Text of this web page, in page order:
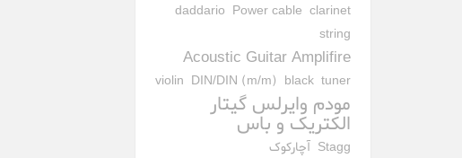
clarinet
Power cable
daddario
string
Acoustic Guitar Amplifire
tuner
black
DIN/DIN (m/m)
violin
مودم وایرلس گیتار
الکتریک و باس
Stagg آچارکوک